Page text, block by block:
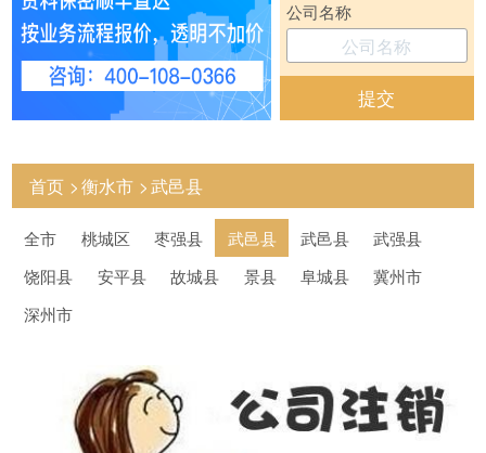
公司名称
提交
首页 衡水市 武邑县
全市 桃城区 枣强县 武邑县 武邑县
武强县
饶阳县
安平县 故城县 景县 阜城县
冀州市
深州市